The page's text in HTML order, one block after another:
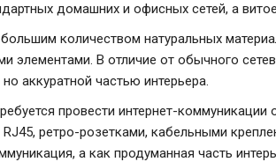
домашних и офисных сетей, а
количеством натуральных
элементами. В отличие от обычного
аккуратной частью интерьера.
провести интернет-
ретро-розетками, кабельными
а как продуманная часть